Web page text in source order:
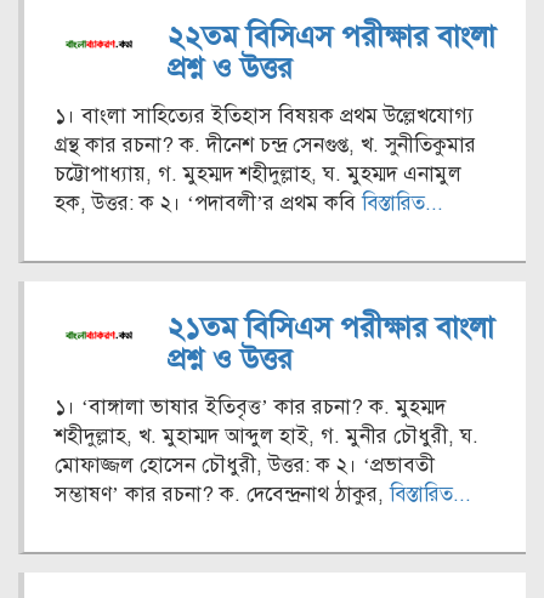
২২তম বিসিএস পরীক্ষার বাংলা
প্রশ্ন ও উত্তর
১। বাংলা সাহিত্যের ইতিহাস বিষয়ক প্রথম উল্লেখযোগ্য
গ্রন্থ কার রচনা? ক. দীনেশ চন্দ্র সেনগুপ্ত, খ. সুনীতিকুমার
চট্টোপাধ্যায়, গ. মুহম্মদ শহীদুল্লাহ, ঘ. মুহম্মদ এনামুল
হক, উত্তর: ক ২। ‘পদাবলী’র প্রথম কবিবিস্তারিত...
২১তম বিসিএস পরীক্ষার বাংলা
প্রশ্ন ও উত্তর
১। ‘বাঙ্গালা ভাষার ইতিবৃত্ত’ কার রচনা? ক. মুহম্মদ
শহীদুল্লাহ, খ. মুহাম্মদ আব্দুল হাই, গ. মুনীর চৌধুরী, ঘ.
মোফাজ্জল হোসেন চৌধুরী, উত্তর: ক ২। ‘প্রভাবতী
সম্ভাষণ’ কার রচনা? ক. দেবেন্দ্রনাথ ঠাকুর,বিস্তারিত...